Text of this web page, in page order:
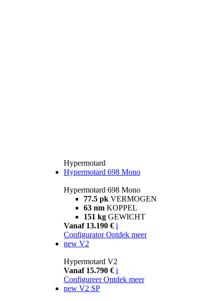
Hypermotard
Hypermotard 698 Mono
Hypermotard 698 Mono
77.5 pk VERMOGEN
63 nm KOPPEL
151 kg GEWICHT
Vanaf 13.190 € i
Configurator Ontdek meer
new V2
Hypermotard V2
Vanaf 15.790 € i
Configureer Ontdek meer
new V2 SP